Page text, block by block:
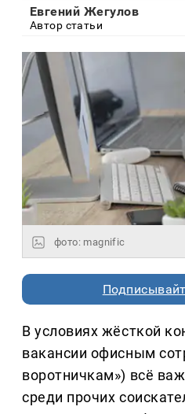
Евгений Жегулов
Автор статьи
фото: magnific
В условиях жёсткой
вакансии офисным
воротничкам») всё
среди прочих